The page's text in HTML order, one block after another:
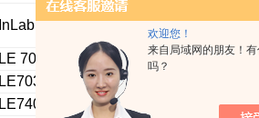
欢迎您！
来自局域网的朋友！
吗？
InLab 490 51302305
LE 701
12100938
LE703
LE740
12107088